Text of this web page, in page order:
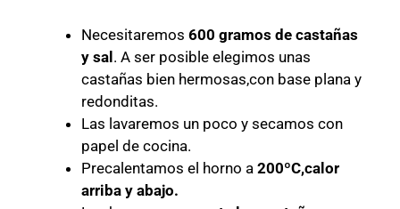
Necesitaremos 600 gramos de castañas
y sal. A ser posible elegimos unas
castañas bien hermosas,con base plana y
redonditas.
Las lavaremos un poco y secamos con
papel de cocina.
Precalentamos el horno a 200ºC,calor
arriba y abajo.